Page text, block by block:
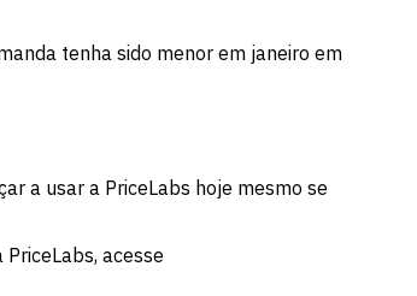
tenha sido menor em janeiro em
a usar a PriceLabs hoje mesmo se
acesse